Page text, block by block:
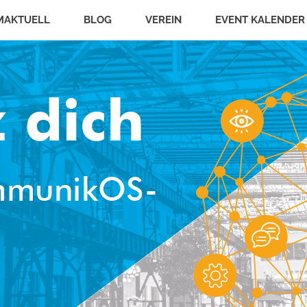
BLOG VEREIN EVENT KALENDER